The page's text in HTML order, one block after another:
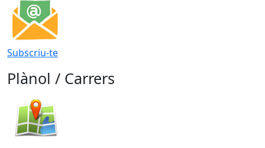
Subscriu-te
Plànol / Carrers